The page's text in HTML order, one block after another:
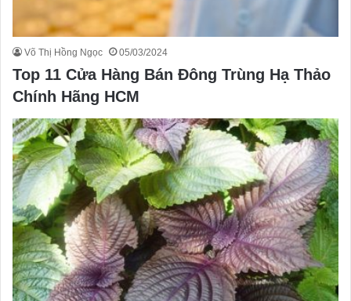
Võ Thị Hồng Ngọc 05/03/2024
Top 11 Cửa Hàng Bán Đông Trùng Hạ Thảo
Chính Hãng HCM